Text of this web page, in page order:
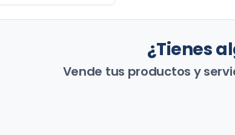
¿Tienes
Vende tus productos y